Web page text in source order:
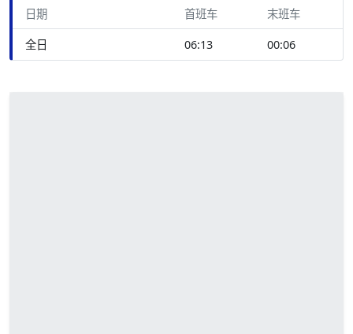
日期 首班车 末班车
全日 06:13 00:06